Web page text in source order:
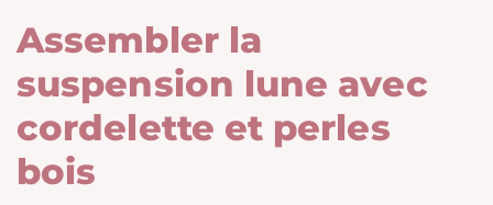
Assembler la
suspension lune avec
cordelette et perles
bois